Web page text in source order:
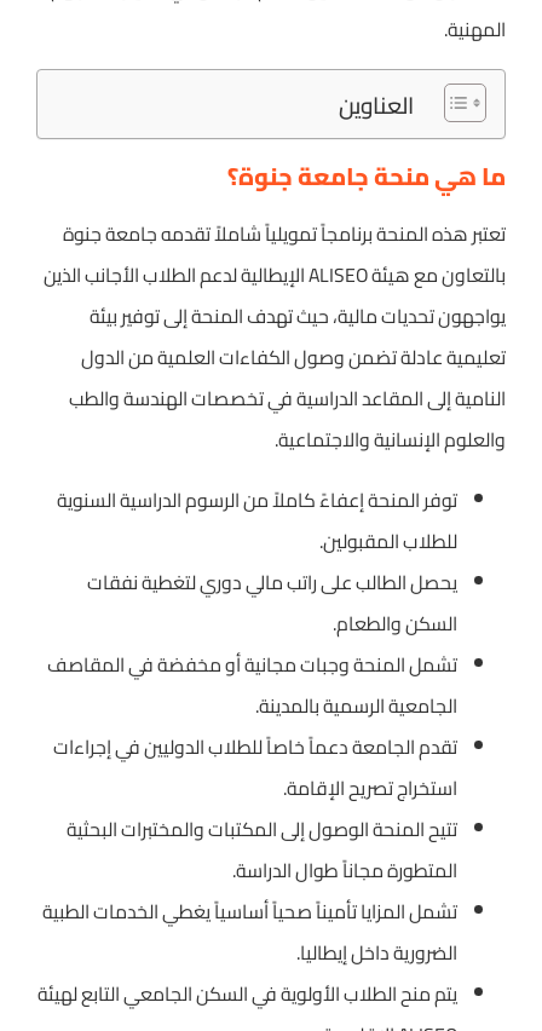
المهنية.
العناوين
ما هي منحة جامعة جنوة؟
تعتبر هذه المنحة برنامجاً تمويلياً شاملاً تقدمه جامعة جنوة
بالتعاون مع هيئة ALISEO الإيطالية لدعم الطلاب الأجانب الذين
يواجهون تحديات مالية، حيث تهدف المنحة إلى توفير بيئة
تعليمية عادلة تضمن وصول الكفاءات العلمية من الدول
النامية إلى المقاعد الدراسية في تخصصات الهندسة والطب
والعلوم الإنسانية والاجتماعية.
توفر المنحة إعفاءً كاملاً من الرسوم الدراسية السنوية
للطلاب المقبولين.
يحصل الطالب على راتب مالي دوري لتغطية نفقات
السكن والطعام.
تشمل المنحة وجبات مجانية أو مخفضة في المقاصف
الجامعية الرسمية بالمدينة.
تقدم الجامعة دعماً خاصاً للطلاب الدوليين في إجراءات
استخراج تصريح الإقامة.
تتيح المنحة الوصول إلى المكتبات والمختبرات البحثية
المتطورة مجاناً طوال الدراسة.
تشمل المزايا تأميناً صحياً أساسياً يغطي الخدمات الطبية
الضرورية داخل إيطاليا.
يتم منح الطلاب الأولوية في السكن الجامعي التابع لهيئة